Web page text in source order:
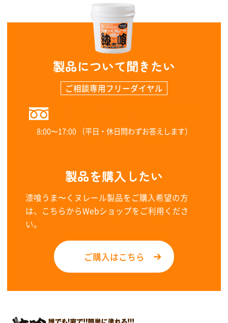
製品について聞きたい
ご相談専用フリーダイヤル
0120-323-960
8:00〜17:00 （平日・休日問わずお答えします）
製品を購入したい
漆喰うま〜くヌレール製品をご購入希望の方
は、こちらからWebショップをご利用くださ
い。
ご購入はこちら